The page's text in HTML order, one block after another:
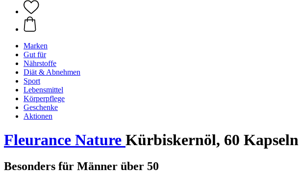
Marken
Gut für
Nährstoffe
Diät & Abnehmen
Sport
Lebensmittel
Körperpflege
Geschenke
Aktionen
Fleurance Nature Kürbiskernöl, 60 Kapseln
Besonders für Männer über 50